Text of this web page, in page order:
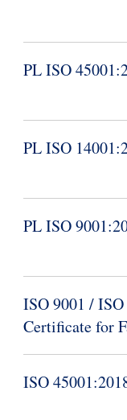
PL ISO
PL ISO
PL ISO
ISO 9001 /
Certificate for
ISO